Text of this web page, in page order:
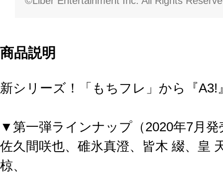
商品説明
新シリーズ！「もちフレ」から『
▼第一弾ラインナップ（2020年7月発
佐久間咲也、碓氷真澄、皆木 綴、皇
椋、